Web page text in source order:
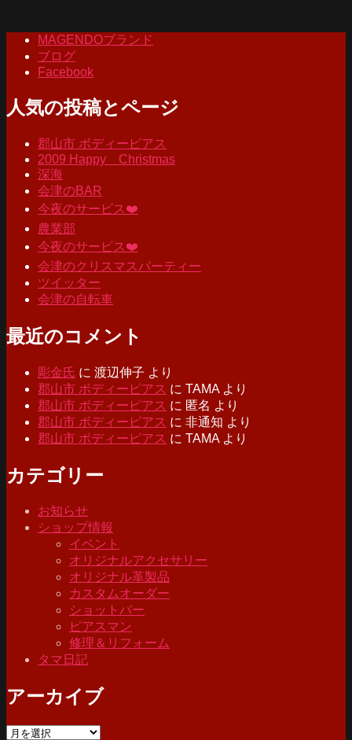
MAGENDOブランド
ブログ
Facebook
人気の投稿とページ
郡山市 ボディーピアス
2009 Happy Christmas
深海
会津のBAR
今夜のサービス❤️
農業部
今夜のサービス❤️
会津のクリスマスパーティー
ツイッター
会津の自転車
最近のコメント
彫金氏 に 渡辺伸子 より
郡山市 ボディーピアス に TAMAより
郡山市 ボディーピアス に 匿名 より
郡山市 ボディーピアス に 非通知 より
郡山市 ボディーピアス に TAMAより
カテゴリー
お知らせ
ショップ情報
イベント
オリジナルアクセサリー
オリジナル革製品
カスタムオーダー
ショットバー
ピアスマン
修理＆リフォーム
タマ日記
アーカイブ
ア